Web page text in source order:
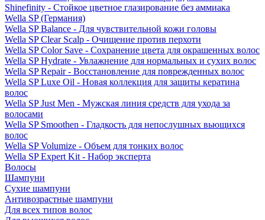
Shinefinity - Стойкое цветное глазирование без аммиака
Wella SP (Германия)
Wella SP Balance - Для чувствительной кожи головы
Wella SP Clear Scalp - Очищение против перхоти
Wella SP Color Save - Сохранение цвета для окрашенных волос
Wella SP Hydrate - Увлажнение для нормальных и сухих волос
Wella SP Repair - Восстановление для поврежденных волос
Wella SP Luxe Oil - Новая коллекция для защиты кератина
волос
Wella SP Just Men - Мужская линия средств для ухода за
волосами
Wella SP Smoothen - Гладкость для непослушных вьющихся
волос
Wella SP Volumize - Объем для тонких волос
Wella SP Expert Kit - Набор эксперта
Волосы
Шампуни
Сухие шампуни
Антивозрастные шампуни
Для всех типов волос